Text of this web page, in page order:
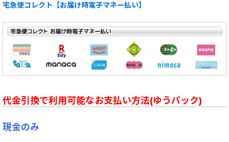
宅急便コレクト【お届け時電子マネー払い】
代金引換で利用可能なお支払い方法(ゆうパック)
現金のみ